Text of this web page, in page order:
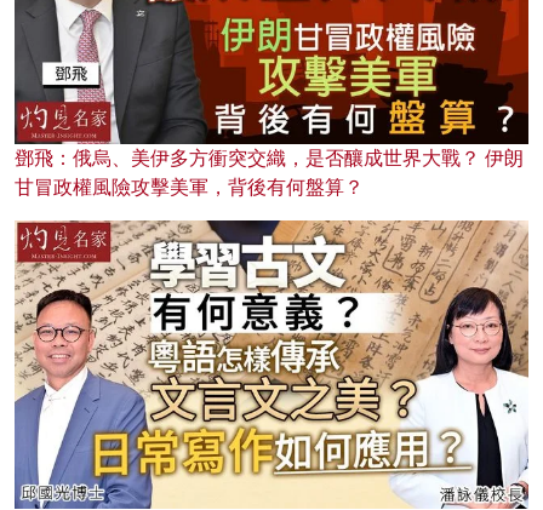
鄧飛：俄烏、美伊多方衝突交織，是否釀成世界大戰？ 伊朗
甘冒政權風險攻擊美軍，背後有何盤算？